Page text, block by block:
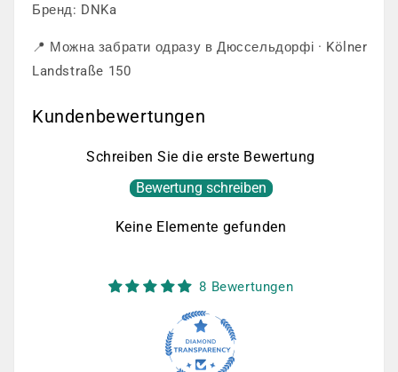
Бренд: DNKa
📍 Можна забрати одразу в Дюссельдорфі · Kölner
Landstraße 150
Kundenbewertungen
Schreiben Sie die erste Bewertung
Bewertung schreiben
Keine Elemente gefunden
8 Bewertungen